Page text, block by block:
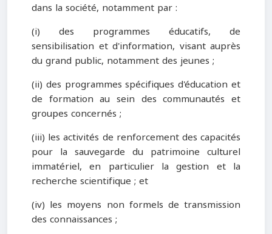
dans la société, notamment par :
(i) des programmes éducatifs, de
sensibilisation et d'information, visant auprès
du grand public, notamment des jeunes ;
(ii) des programmes spécifiques d'éducation et
de formation au sein des communautés et
groupes concernés ;
(iii) les activités de renforcement des capacités
pour la sauvegarde du patrimoine culturel
immatériel, en particulier la gestion et la
recherche scientifique ; et
(iv) les moyens non formels de transmission
des connaissances ;